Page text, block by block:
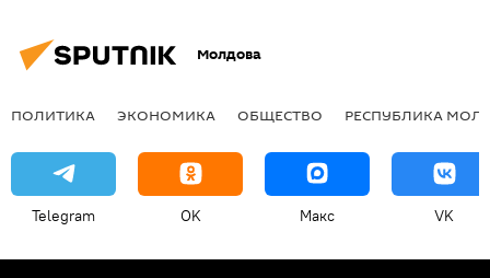
Молдова
ПОЛИТИКА ЭКОНОМИКА ОБЩЕСТВО РЕСПУБЛИКА
Telegram OK Макс VK